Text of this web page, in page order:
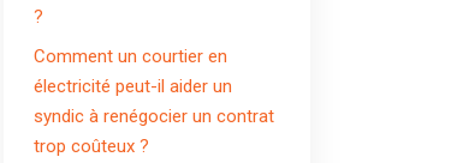
?
Comment un courtier en
électricité peut-il aider un
syndic à renégocier un contrat
trop coûteux ?